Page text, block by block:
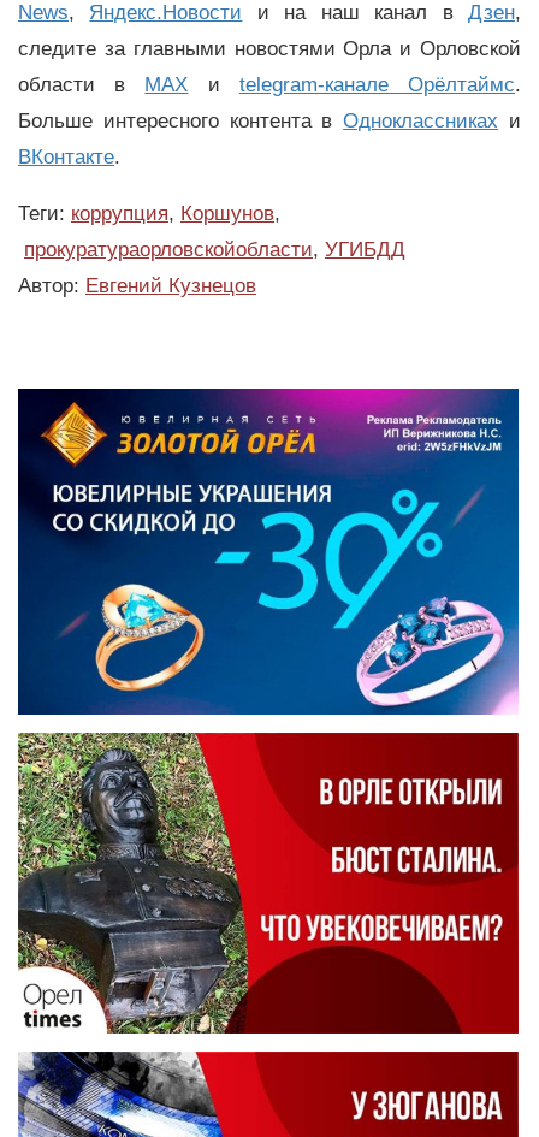
News, Яндекс.Новости и на наш канал вДзен,
следите за главными новостями Орла и Орловской
области в MAX и telegram-канале Орёлтаймс.
Больше интересного контента вОдноклассниках и
ВКонтакте.
Теги: коррупция, Коршунов,
прокуратураорловскойобласти, УГИБДД
Автор: Евгений Кузнецов